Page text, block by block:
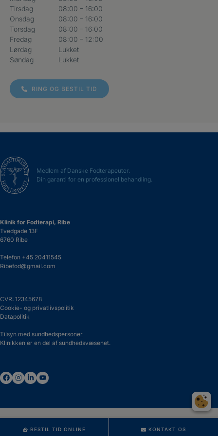
Tirsdag
08:00 – 16:00
Onsdag
08:00 – 16:00
Torsdag
08:00 – 16:00
Fredag
08:00 – 12:00
Lørdag
Lukket
Søndag
Lukket
RING OG BESTIL TID
Medlem af Danske Fodterapeuter.
Din garanti for en professionel behandling.
Klinik for Fodterapi, Ribe
Tvedgade 13F
6760 Ribe
Telefon +45 20411545
Ribefod@gmail.com
CVR: 12345678
Cookie- og privatlivspolitik
Datapolitik
Tilsyn med sundhedspersoner
Klinikken er en del af sundhedsvæsenet.
BESTIL TID ONLINE KONTAKT OS